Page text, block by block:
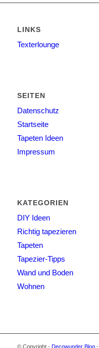
LINKS
Texterlounge
SEITEN
Datenschutz
Startseite
Tapeten Ideen
Impressum
KATEGORIEN
DIY Ideen
Richtig tapezieren
Tapeten
Tapezier-Tipps
Wand und Boden
Wohnen
© Copyright - Decowunder Blog-